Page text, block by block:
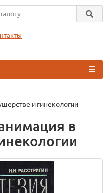
и гинекологии
в